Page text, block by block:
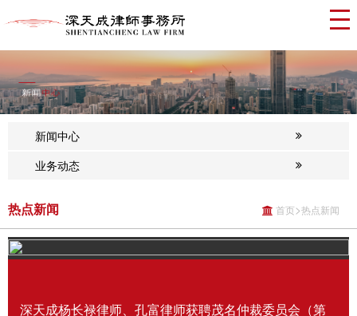
新闻中心
业务动态
热点新闻 首页>热点新闻
深天成杨长禄律师、孔富律师获聘茂名仲裁委员会（第